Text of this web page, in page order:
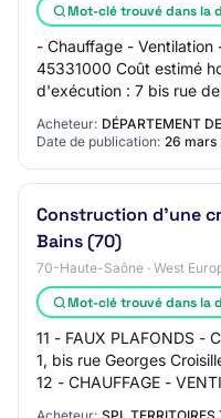
Mot-clé trouvé dans la
- Chauffage - Ventilation
45331000 Coût estimé
d'exécution : 7 bis rue
Champs Piot - 70400
Acheteur: DÉPARTEMENT
Date de publication: 26 mars
Construction d'une
Bains (70)
70-Haute-Saône · West
Mot-clé trouvé dans la
11 - FAUX PLAFONDS -
1, bis rue Georges
12 - CHAUFFAGE -